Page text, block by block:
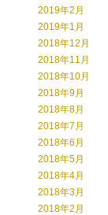
2019年2月
2019年1月
2018年12月
2018年11月
2018年10月
2018年9月
2018年8月
2018年7月
2018年6月
2018年5月
2018年4月
2018年3月
2018年2月